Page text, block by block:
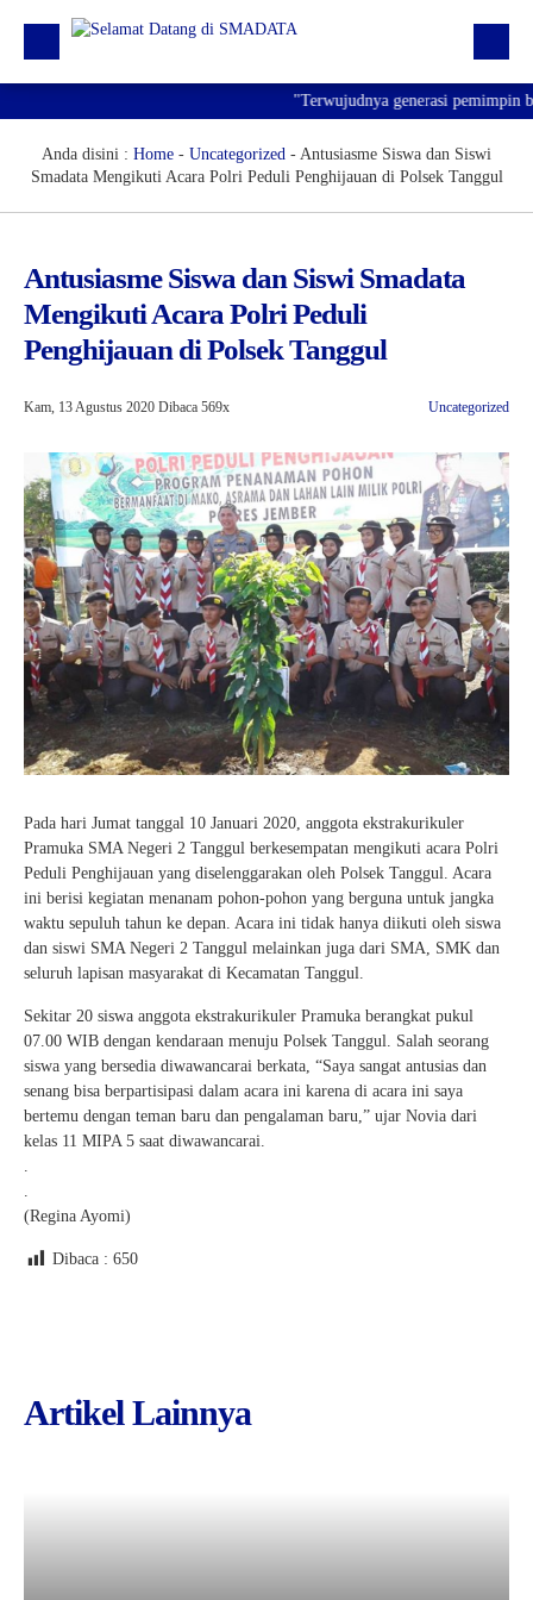
Profil
Informasi
Saluran Resmi WA
"Terwujudnya generasi pemimpin
Anda disini : Home - Uncategorized - Antusiasme Siswa dan Siswi
Smadata Mengikuti Acara Polri Peduli Penghijauan di Polsek Tanggul
Antusiasme Siswa dan Siswi Smadata
Mengikuti Acara Polri Peduli
Penghijauan di Polsek Tanggul
Kam, 13 Agustus 2020 Dibaca 569x Uncategorized
Pada hari Jumat tanggal 10 Januari 2020, anggota ekstrakurikuler
Pramuka SMA Negeri 2 Tanggul berkesempatan mengikuti acara Polri
Peduli Penghijauan yang diselenggarakan oleh Polsek Tanggul. Acara
ini berisi kegiatan menanam pohon-pohon yang berguna untuk jangka
waktu sepuluh tahun ke depan. Acara ini tidak hanya diikuti oleh siswa
dan siswi SMA Negeri 2 Tanggul melainkan juga dari SMA, SMK dan
seluruh lapisan masyarakat di Kecamatan Tanggul.
Sekitar 20 siswa anggota ekstrakurikuler Pramuka berangkat pukul
07.00 WIB dengan kendaraan menuju Polsek Tanggul. Salah seorang
siswa yang bersedia diwawancarai berkata, “Saya sangat antusias dan
senang bisa berpartisipasi dalam acara ini karena di acara ini saya
bertemu dengan teman baru dan pengalaman baru,” ujar Novia dari
kelas 11 MIPA 5 saat diwawancarai.
.
.
(Regina Ayomi)
Dibaca : 650
Artikel Lainnya